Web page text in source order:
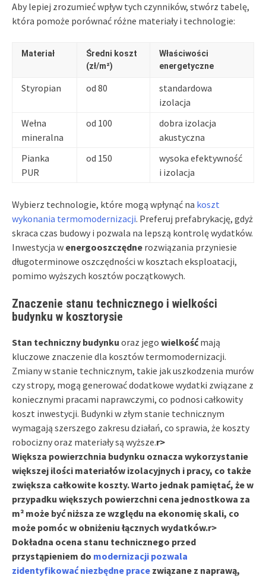
Aby lepiej zrozumieć wpływ tych czynników, stwórz tabelę,
która pomoże porównać różne materiały i technologie:
Materiał
Średni koszt
(zł/m²)
Właściwości
energetyczne
Styropian od 80
standardowa
izolacja
Wełna
mineralna
od 100
dobra izolacja
akustyczna
Pianka
PUR
od 150
wysoka efektywność
i izolacja
Wybierz technologie, które mogą wpłynąć na koszt
wykonania termomodernizacji. Preferuj prefabrykację, gdyż
skraca czas budowy i pozwala na lepszą kontrolę wydatków.
Inwestycja w energooszczędne rozwiązania przyniesie
długoterminowe oszczędności w kosztach eksploatacji,
pomimo wyższych kosztów początkowych.
Znaczenie stanu technicznego i wielkości
budynku w kosztorysie
Stan techniczny budynku oraz jego wielkośćmają
kluczowe znaczenie dla kosztów termomodernizacji.
Zmiany w stanie technicznym, takie jak uszkodzenia murów
czy stropy, mogą generować dodatkowe wydatki związane z
koniecznymi pracami naprawczymi, co podnosi całkowity
koszt inwestycji. Budynki w złym stanie technicznym
wymagają szerszego zakresu działań, co sprawia, że koszty
robocizny oraz materiały są wyższe.r>
Większa powierzchnia budynku oznacza wykorzystanie
większej ilości materiałów izolacyjnych i pracy, co także
zwiększa całkowite koszty. Warto jednak pamiętać, że w
przypadku większych powierzchni cena jednostkowa za
m² może być niższa ze względu na ekonomię skali, co
może pomóc w obniżeniu łącznych wydatków.r>
Dokładna ocena stanu technicznego przed
przystąpieniem do modernizacji pozwala
zidentyfikować niezbędne prace związane z naprawą,